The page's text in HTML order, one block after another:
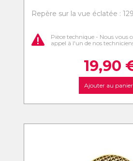
Repère sur la vue éclatée : 129
Pièce technique - Nous vous
appel à l'un de nos
19,90
Ajouter au panier